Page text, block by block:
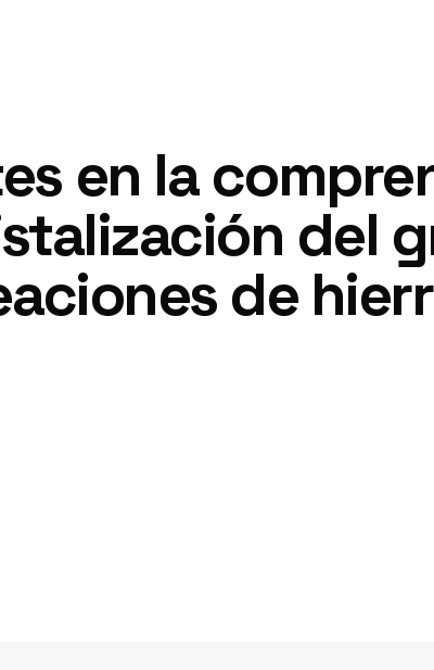
en la
del
de